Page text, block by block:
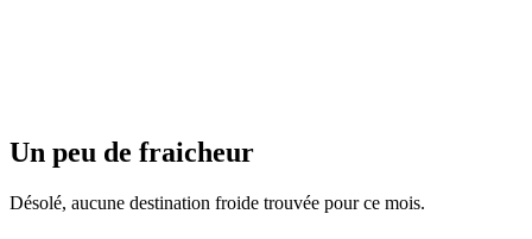
Un peu de fraicheur
Désolé, aucune destination froide trouvée pour ce mois.